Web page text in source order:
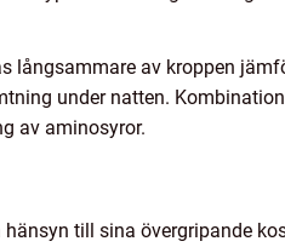
långsammare av kroppen
under natten.
av aminosyror.
till sina övergripande